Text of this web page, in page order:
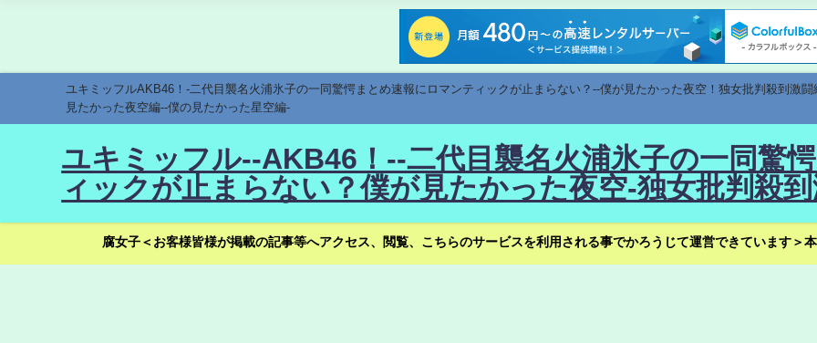
ユキミッフルAKB46！-二代目襲名火浦氷子の一同驚愕まとめ速報にロマンティックが止まらない？--僕が見たかった夜空！独女批判殺到激
見たかった夜空編--僕の見たかった星空編-
ユキミッフル--AKB46！--二代目襲名火浦氷子の一同驚
ィックが止まらない？僕が見たかった夜空-独女批判殺
腐女子＜お客様皆様が掲載の記事等へアクセス、閲覧、こちらのサービスを利用される事でかろうじて運営できています＞